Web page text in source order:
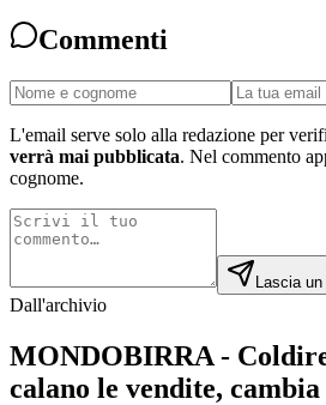
Commenti
L'email serve solo alla redazione per
verrà mai pubblicata. Nel commento
cognome.
Lascia
Dall'archivio
MONDOBIRRA -
calano le vendite, cambia